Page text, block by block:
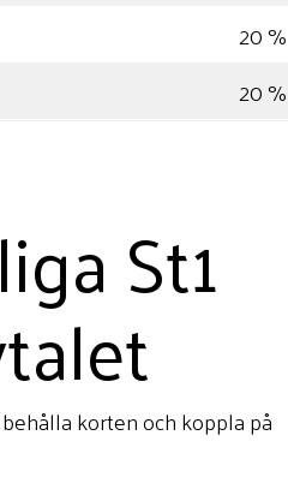
20 %
20 %
St1
korten och koppla på